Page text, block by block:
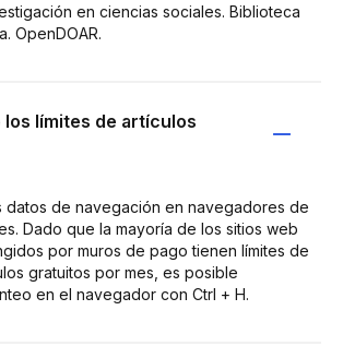
en ciencias sociales. Biblioteca
OpenDOAR.
los límites de artículos
datos de navegación en navegadores de
Dado que la mayoría de los sitios web
por muros de pago tienen límites de
gratuitos por mes, es posible
en el navegador con Ctrl + H.